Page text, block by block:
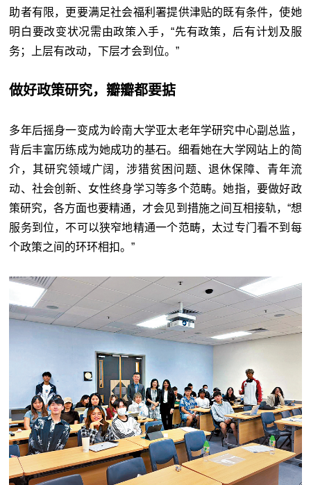
助者有限，更要满足社会福利署提供津贴的既有条件，使她
明白要改变状况需由政策入手，“先有政策，后有计划及服
务；上层有改动，下层才会到位。”
做好政策研究，瓣瓣都要掂
多年后摇身一变成为岭南大学亚太老年学研究中心副总监，
背后丰富历练成为她成功的基石。细看她在大学网站上的简
介，其研究领域广阔，涉猎贫困问题、退休保障、青年流
动、社会创新、女性终身学习等多个范畴。她指，要做好政
策研究，各方面也要精通，才会见到措施之间互相接轨，“想
服务到位，不可以狭窄地精通一个范畴，太过专门看不到每
个政策之间的环环相扣。”